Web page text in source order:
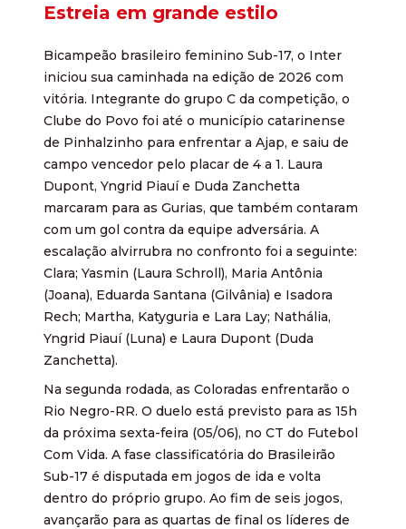
Estreia em grande estilo
Bicampeão brasileiro feminino Sub-17, o Inter
iniciou sua caminhada na edição de 2026 com
vitória. Integrante do grupo C da competição, o
Clube do Povo foi até o município catarinense
de Pinhalzinho para enfrentar a Ajap, e saiu de
campo vencedor pelo placar de 4 a 1. Laura
Dupont, Yngrid Piauí e Duda Zanchetta
marcaram para as Gurias, que também contaram
com um gol contra da equipe adversária. A
escalação alvirrubra no confronto foi a seguinte:
Clara; Yasmin (Laura Schroll), Maria Antônia
(Joana), Eduarda Santana (Gilvânia) e Isadora
Rech; Martha, Katyguria e Lara Lay; Nathália,
Yngrid Piauí (Luna) e Laura Dupont (Duda
Zanchetta).
Na segunda rodada, as Coloradas enfrentarão o
Rio Negro-RR. O duelo está previsto para as 15h
da próxima sexta-feira (05/06), no CT do Futebol
Com Vida. A fase classificatória do Brasileirão
Sub-17 é disputada em jogos de ida e volta
dentro do próprio grupo. Ao fim de seis jogos,
avançarão para as quartas de final os líderes de